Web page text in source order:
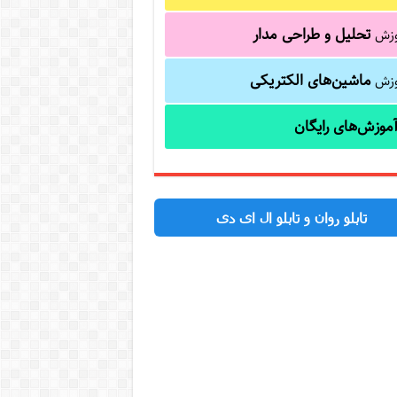
تحلیل و طراحی مدار
ماشین‌های الکتریکی
آموزش‌های رایگان
تابلو روان و تابلو ال ای دی